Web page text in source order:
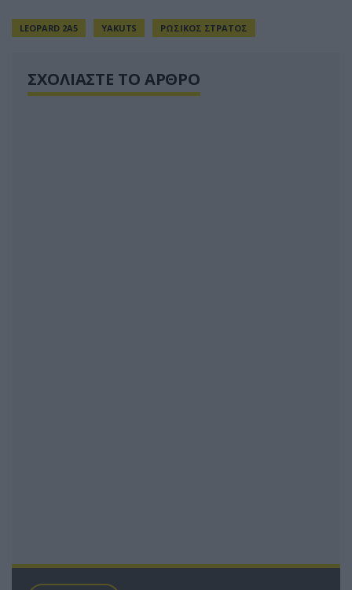
LEOPARD 2A5 YAKUTS ΡΩΣΙΚΟΣ ΣΤΡΑΤΟΣ
ΣΧΟΛΙΑΣΤΕ ΤΟ ΑΡΘΡΟ